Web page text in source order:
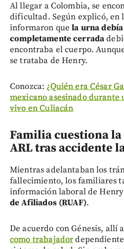
Al llegar a Colombia, se
dificultad. Según explicó, en
informaron quela urna
completamente cerrada
encontraba el cuerpo.
se trataba de Henry.
Conozca: ¿Quién era César
mexicano asesinado durante
vivo en Culiacán
Familia cuestiona
ARL tras accidente
Mientras adelantaban los
fallecimiento, los familiares
información laboral de
de Afiliados (RUAF).
De acuerdo con Génesis, allí
como trabajador